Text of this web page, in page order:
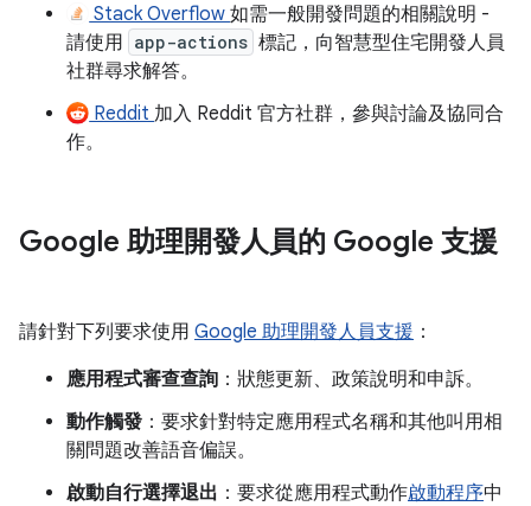
Stack Overflow如需一般開發問題的相關說明 -
請使用 app-actions 標記，向智慧型住宅開發人員
社群尋求解答。
Reddit加入 Reddit 官方社群，參與討論及協同合
作。
Google 助理開發人員的 Google 支援
請針對下列要求使用 Google 助理開發人員支援 ：
應用程式審查查詢 ：狀態更新、政策說明和申訴。
動作觸發 ：要求針對特定應用程式名稱和其他叫用相
關問題改善語音偏誤。
啟動自行選擇退出 ：要求從應用程式動作啟動程序中